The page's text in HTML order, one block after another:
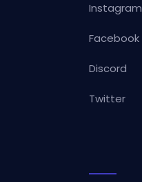
Instagram
Facebook
Discord
Twitter